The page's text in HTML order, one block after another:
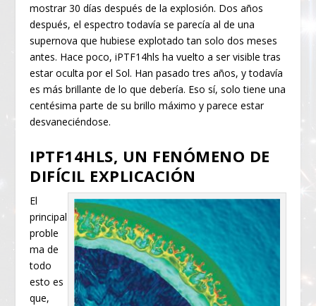
mostrar 30 días después de la explosión. Dos años
después, el espectro todavía se parecía al de una
supernova que hubiese explotado tan solo dos meses
antes. Hace poco, iPTF14hls ha vuelto a ser visible tras
estar oculta por el Sol. Han pasado tres años, y todavía
es más brillante de lo que debería. Eso sí, solo tiene una
centésima parte de su brillo máximo y parece estar
desvaneciéndose.
IPTF14HLS, UN FENÓMENO DE
DIFÍCIL EXPLICACIÓN
El
principal
proble
ma de
todo
esto es
que,